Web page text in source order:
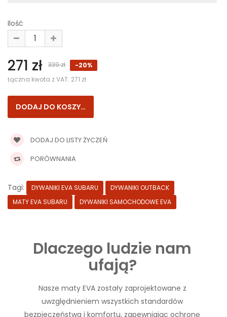
Ilość
271 zł 339 zł
-20%
Łączna kwota z VAT: 271 zł
DODAJ DO LISTY ŻYCZEŃ
PORÓWNANIA
Tagi: DYWANIKI EVA SUBARU
DYWANIKI OUTBACK
MATY EVA SUBARU
DYWANIKI SAMOCHODOWE EVA
Dlaczego ludzie nam
ufają?
Nasze maty EVA zostały zaprojektowane z
uwzględnieniem wszystkich standardów
bezpieczeństwa i komfortu, zapewniając ochronę